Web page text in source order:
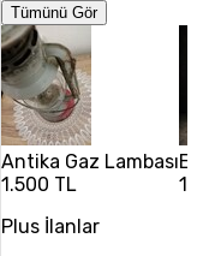
Tümünü Gör
Antika Gaz Lambası
1.500 TL
Plus İlanlar